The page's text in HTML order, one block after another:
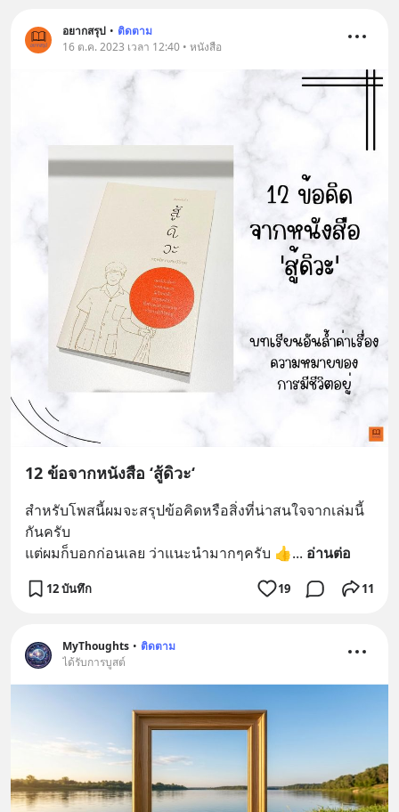
อยากสรุป • ติดตาม
16 ต.ค. 2023 เวลา 12:40 • หนังสือ
12 ข้อจากหนังสือ ‘สู้ดิวะ‘
สำหรับโพสนี้ผมจะสรุปข้อคิดหรือสิ่งที่น่าสนใจจากเล่มนี้
กันครับ
แต่ผมก็บอกก่อนเลย ว่าแนะนำมากๆครับ 👍... อ่านต่อ
12 บันทึก 19 11
MyThoughts • ติดตาม
ได้รับการบูสต์